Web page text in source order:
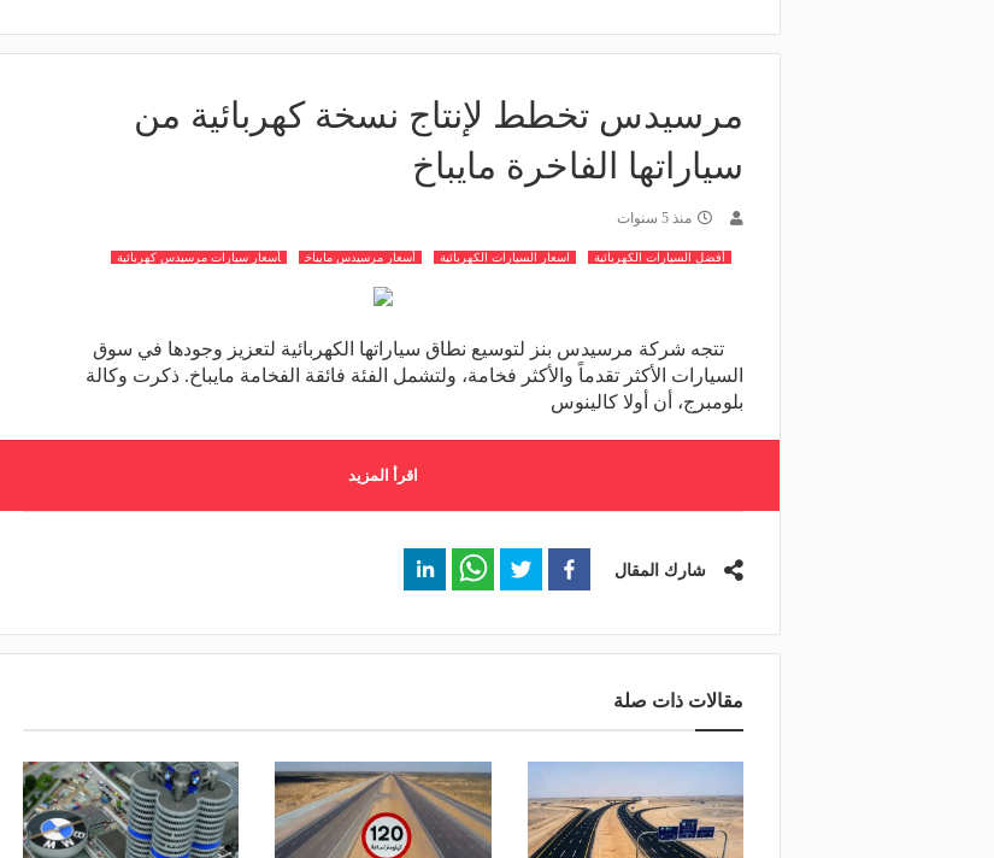
مرسيدس تخطط لإنتاج نسخة كهربائية من
سياراتها الفاخرة مايباخ
منذ 5 سنوات
أفضل السيارات الكهربائية اسعار السيارات الكهربائية أسعار مرسيدس مايباخ أسعار سيارات مرسيدس كهربائية
تتجه شركة مرسيدس بنز لتوسيع نطاق سياراتها الكهربائية لتعزيز وجودها في سوق
السيارات الأكثر تقدماً والأكثر فخامة، ولتشمل الفئة فائقة الفخامة مايباخ. ذكرت وكالة
بلومبرج، أن أولا كالينوس
اقرأ المزيد
شارك المقال
مقالات ذات صلة